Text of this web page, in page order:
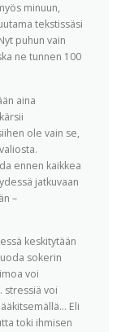
minuun,
tekstissäsi
puhun vain
ne tunnen 100
aina
ole vain se,
ennen kaikkea
jatkuvaan
–
keskitytään
sokerin
voi
stressiä voi
Eli
toki ihmisen